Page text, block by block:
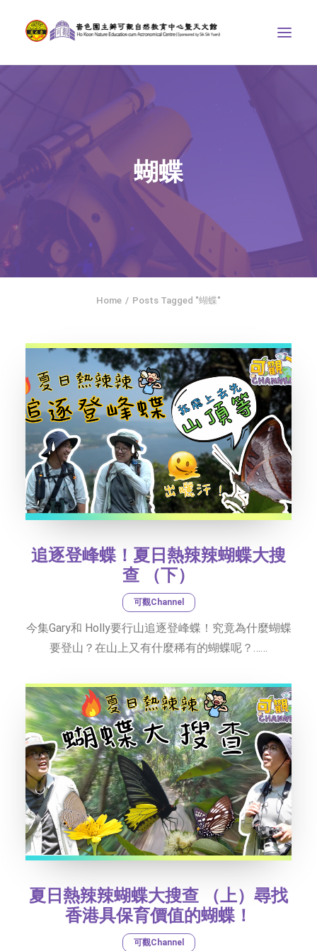
博物天地
比賽/專題計劃
SEARCH
社交平台
字型大小
蝴蝶
Home Posts Tagged "蝴蝶"
追逐登峰蝶！夏日熱辣辣蝴蝶大搜
查 （下）
可觀Channel
今集Gary和 Holly要行山追逐登峰蝶！究竟為什麼蝴蝶
要登山？在山上又有什麼稀有的蝴蝶呢？……
夏日熱辣辣蝴蝶大搜查 （上）尋找
香港具保育價值的蝴蝶！
可觀Channel